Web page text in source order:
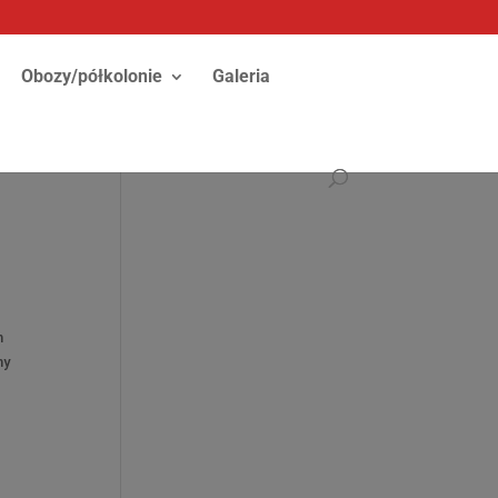
Obozy/półkolonie Galeria